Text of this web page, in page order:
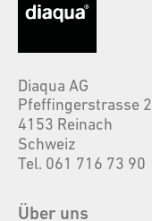
Diaqua AG
Pfeffingerstrasse
4153 Reinach
Schweiz
Tel. 061 716 73 90
Über uns